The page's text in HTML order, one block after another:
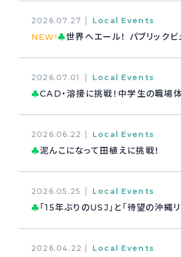
2026.07.27 Local Events
NEW!♣世界へエール！ パブリックビュ
2026.07.01 Local Events
♣CAD・溶接に挑戦！中学生の職場
2026.06.22 Local Events
♣泥んこになって田植えに挑戦！
2026.05.25 Local Events
♣「15年ぶりのUSJ」と「待望の沖縄
2026.04.22 Local Events